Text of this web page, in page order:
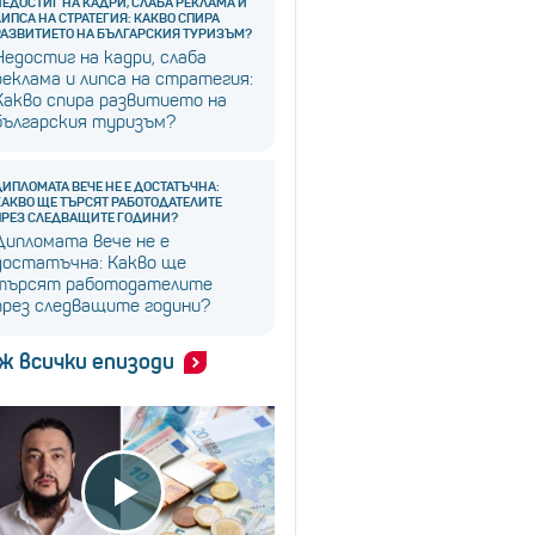
НА СТРАТЕГИЯ: КАКВО СПИРА
НА БЪЛГАРСКИЯ ТУРИЗЪМ?
на кадри, слаба
и липса на стратегия:
спира развитието на
туризъм?
ВЕЧЕ НЕ Е ДОСТАТЪЧНА:
ЩЕ ТЪРСЯТ РАБОТОДАТЕЛИТЕ
СЛЕДВАЩИТЕ ГОДИНИ?
вече не е
Какво ще
работодателите
следващите години?
всички епизоди